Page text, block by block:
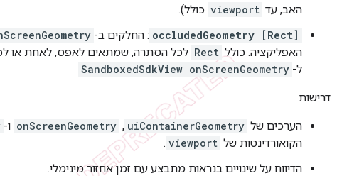
האב, עד viewport כולל).
occludedGeometry [Rect] : החלקים ב-
האפליקציה. כולל Rect לכל הסתרה, שמתאים לאפס, לאחת או
ל- SandboxedSdkView onScreenGeometry
דרישות
הערכים של uiContainerGeometry
,‏
onScreenGeometry ו-
הקואורדינטות של viewport
.
הדיווח על שינויים בנראות מתבצע עם זמן אחזור מינימלי.